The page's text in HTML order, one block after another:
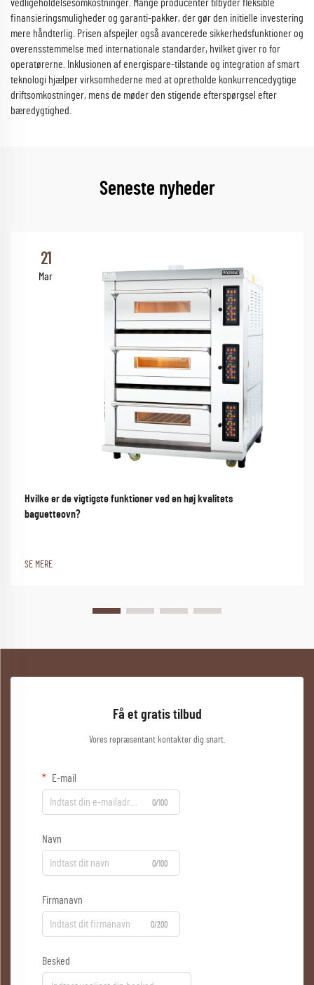
vedligeholdelsesomkostninger. Mange producenter tilbyder fleksible
finansieringsmuligheder og garanti-pakker, der gør den initielle investering
mere håndterlig. Prisen afspejler også avancerede sikkerhedsfunktioner og
overensstemmelse med internationale standarder, hvilket giver ro for
operatørerne. Inklusionen af energispare-tilstande og integration af smart
teknologi hjælper virksomhederne med at opretholde konkurrencedygtige
driftsomkostninger, mens de møder den stigende efterspørgsel efter
bæredygtighed.
Seneste nyheder
21
Mar
Hvilke er de vigtigste funktioner ved en høj kvalitets
baguetteovn?
SE MERE
Få et gratis tilbud
Vores repræsentant kontakter dig snart.
E-mail
0/100
Navn
0/100
Firmanavn
0/200
Besked